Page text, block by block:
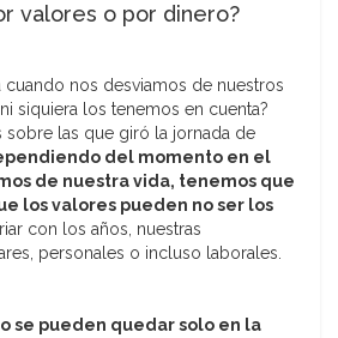
valores o por dinero?
cuando nos desviamos de nuestros
siquiera los tenemos en cuenta?
sobre las que giró la jornada de
del momento en el
de nuestra vida, tenemos que
los valores pueden no ser los
con los años, nuestras
personales o incluso laborales.
se pueden quedar solo en la